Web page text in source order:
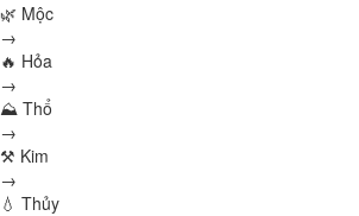
🌿 Mộc
→
🔥 Hỏa
→
⛰ Thổ
→
⚒ Kim
→
💧 Thủy